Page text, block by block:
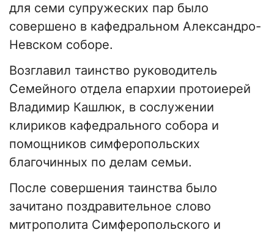
для семи супружеских пар было
совершено в кафедральном Александро-
Невском соборе.
Возглавил таинство руководитель
Семейного отдела епархии протоиерей
Владимир Кашлюк, в сослужении
клириков кафедрального собора и
помощников симферопольских
благочинных по делам семьи.
После совершения таинства было
зачитано поздравительное слово
митрополита Симферопольского и